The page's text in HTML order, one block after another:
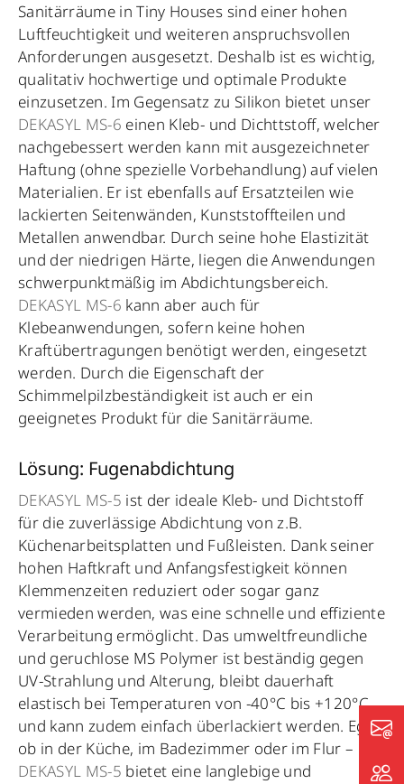
Sanitärräume in Tiny Houses sind einer hohen
Luftfeuchtigkeit und weiteren anspruchsvollen
Anforderungen ausgesetzt. Deshalb ist es wichtig,
qualitativ hochwertige und optimale Produkte
einzusetzen. Im Gegensatz zu Silikon bietet unser
DEKASYL MS-6 einen Kleb- und Dichttstoff, welcher
nachgebessert werden kann mit ausgezeichneter
Haftung (ohne spezielle Vorbehandlung) auf vielen
Materialien. Er ist ebenfalls auf Ersatzteilen wie
lackierten Seitenwänden, Kunststoffteilen und
Metallen anwendbar. Durch seine hohe Elastizität
und der niedrigen Härte, liegen die Anwendungen
schwerpunktmäßig im Abdichtungsbereich.
DEKASYL MS-6 kann aber auch für
Klebeanwendungen, sofern keine hohen
Kraftübertragungen benötigt werden, eingesetzt
werden. Durch die Eigenschaft der
Schimmelpilzbeständigkeit ist auch er ein
geeignetes Produkt für die Sanitärräume.
Lösung: Fugenabdichtung
DEKASYL MS-5 ist der ideale Kleb- und Dichtstoff
für die zuverlässige Abdichtung von z.B.
Küchenarbeitsplatten und Fußleisten. Dank seiner
hohen Haftkraft und Anfangsfestigkeit können
Klemmenzeiten reduziert oder sogar ganz
vermieden werden, was eine schnelle und effiziente
Verarbeitung ermöglicht. Das umweltfreundliche
und geruchlose MS Polymer ist beständig gegen
UV-Strahlung und Alterung, bleibt dauerhaft
elastisch bei Temperaturen von -40°C bis +120°C
und kann zudem einfach überlackiert werden. Egal
ob in der Küche, im Badezimmer oder im Flur –
DEKASYL MS-5 bietet eine langlebige und